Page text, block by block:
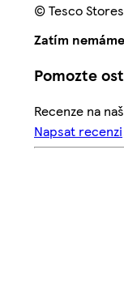
© Tesco
Zatím
Pomozte
Recenze na
Napsat recenzi